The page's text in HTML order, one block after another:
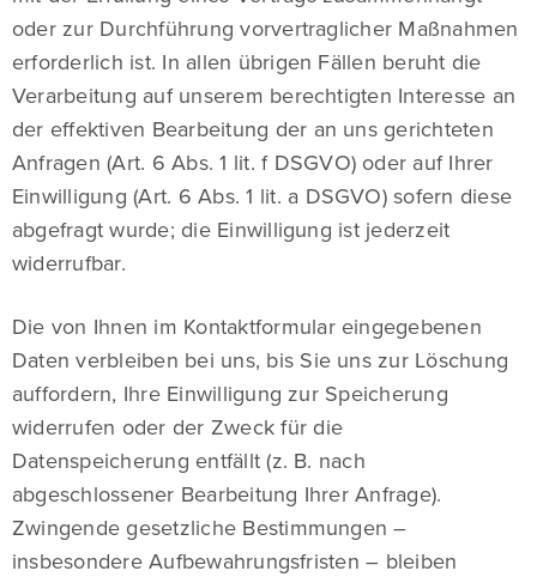
oder zur Durchführung vorvertraglicher Maßnahmen
erforderlich ist. In allen übrigen Fällen beruht die
Verarbeitung auf unserem berechtigten Interesse an
der effektiven Bearbeitung der an uns gerichteten
Anfragen (Art. 6 Abs. 1 lit. f DSGVO) oder auf Ihrer
Einwilligung (Art. 6 Abs. 1 lit. a DSGVO) sofern diese
abgefragt wurde; die Einwilligung ist jederzeit
widerrufbar.
Die von Ihnen im Kontaktformular eingegebenen
Daten verbleiben bei uns, bis Sie uns zur Löschung
auffordern, Ihre Einwilligung zur Speicherung
widerrufen oder der Zweck für die
Datenspeicherung entfällt (z. B. nach
abgeschlossener Bearbeitung Ihrer Anfrage).
Zwingende gesetzliche Bestimmungen –
insbesondere Aufbewahrungsfristen – bleiben